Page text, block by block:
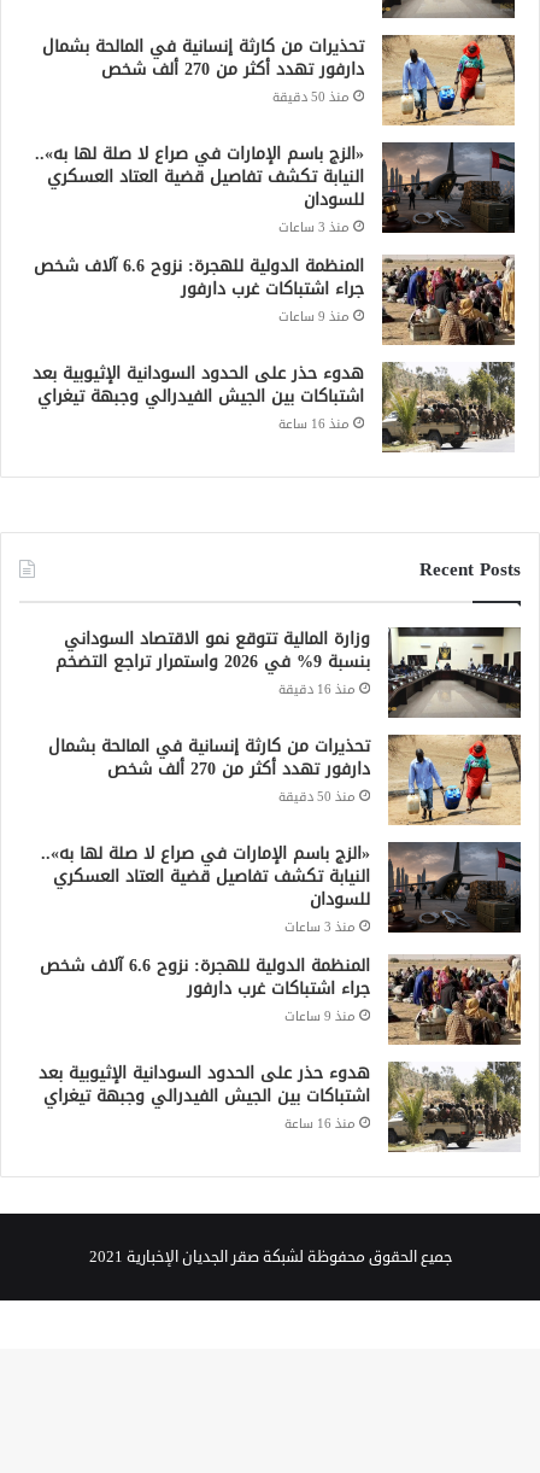
تحذيرات من كارثة إنسانية في المالحة بشمال
دارفور تهدد أكثر من 270 ألف شخص
منذ 50 دقيقة
«الزج باسم الإمارات في صراع لا صلة لها به»..
النيابة تكشف تفاصيل قضية العتاد العسكري
للسودان
منذ 3 ساعات
المنظمة الدولية للهجرة: نزوح 6.6 آلاف شخص
جراء اشتباكات غرب دارفور
منذ 9 ساعات
هدوء حذر على الحدود السودانية الإثيوبية بعد
اشتباكات بين الجيش الفيدرالي وجبهة تيغراي
منذ 16 ساعة
Recent Posts
وزارة المالية تتوقع نمو الاقتصاد السوداني
بنسبة 9% في 2026 واستمرار تراجع التضخم
منذ 16 دقيقة
تحذيرات من كارثة إنسانية في المالحة بشمال
دارفور تهدد أكثر من 270 ألف شخص
منذ 50 دقيقة
«الزج باسم الإمارات في صراع لا صلة لها به»..
النيابة تكشف تفاصيل قضية العتاد العسكري
للسودان
منذ 3 ساعات
المنظمة الدولية للهجرة: نزوح 6.6 آلاف شخص
جراء اشتباكات غرب دارفور
منذ 9 ساعات
هدوء حذر على الحدود السودانية الإثيوبية بعد
اشتباكات بين الجيش الفيدرالي وجبهة تيغراي
منذ 16 ساعة
جميع الحقوق محفوظة لشبكة صقر الجديان الإخبارية 2021